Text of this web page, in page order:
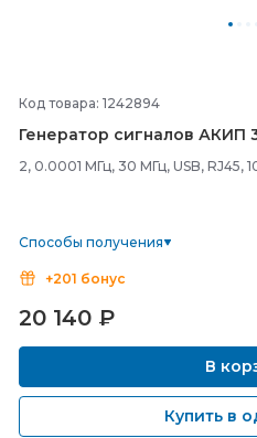
Код товара: 1242894
Генератор сигналов АКИП
2, 0.0001 МГц, 30 МГц, USB, RJ45,
Способы получения
+201 бонус
20 140 ₽
В
Купить в